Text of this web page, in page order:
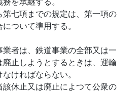
七項までの規定は、第一項の
ついて準用する。
業者は、鉄道事業の全部又は一
止しようとするときは、運輸
ければならない。
休止又は廃止によつて公衆の